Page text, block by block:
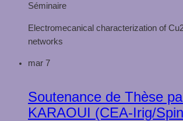
Séminaire
Electromecanical characterization of
networks
mar 7
Soutenance de Thèse
KARAOUI (CEA-Irig/